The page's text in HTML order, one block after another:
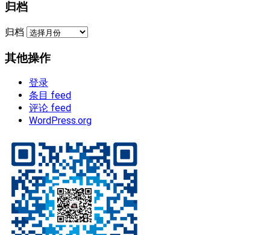
归档
归档
其他操作
登录
条目 feed
评论 feed
WordPress.org